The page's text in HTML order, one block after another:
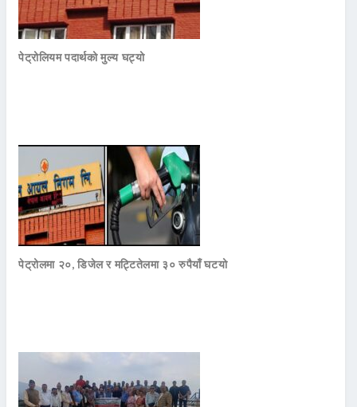
पेट्रोलियम पदार्थको मुल्य घट्यो
पेट्रोलमा २०, डिजेल र मट्टितेलमा ३० रुपैयाँ घटयो